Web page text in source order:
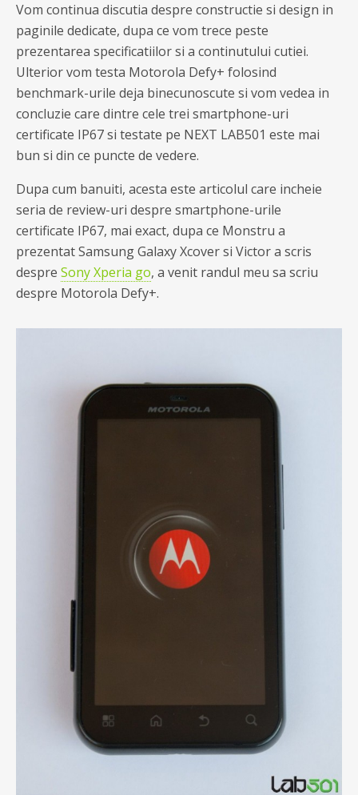
Vom continua discutia despre constructie si design in
paginile dedicate, dupa ce vom trece peste
prezentarea specificatiilor si a continutului cutiei.
Ulterior vom testa Motorola Defy+ folosind
benchmark-urile deja binecunoscute si vom vedea in
concluzie care dintre cele trei smartphone-uri
certificate IP67 si testate pe NEXT LAB501 este mai
bun si din ce puncte de vedere.
Dupa cum banuiti, acesta este articolul care incheie
seria de review-uri despre smartphone-urile
certificate IP67, mai exact, dupa ce Monstru a
prezentat Samsung Galaxy Xcover si Victor a scris
despre Sony Xperia go, a venit randul meu sa scriu
despre Motorola Defy+.